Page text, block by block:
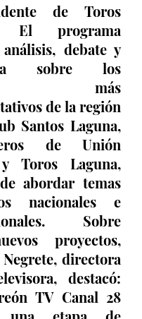
de Toros
El programa
debate y
sobre los
más
de la región
Santos Laguna,
de Unión
Toros Laguna,
abordar temas
nacionales e
Sobre
proyectos,
directora
destacó:
TV Canal 28